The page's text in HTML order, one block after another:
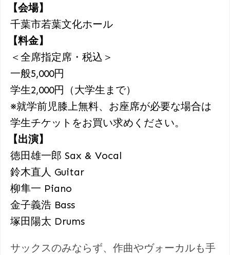
【会場】
千葉市若葉文化ホール
【料金】
＜全席指定席・税込＞
一般5,000円
学生2,000円（大学生まで）
※就学前児膝上無料、お座席が必要な場合は
学生チケットをお買い求めください。
【出演】
徳田雄一郎 Sax & Vocal
鈴木直人 Guitar
柳隼一 Piano
金子義浩 Bass
塚田陽太 Drums
サックスのみならず、作曲やヴォーカルも手